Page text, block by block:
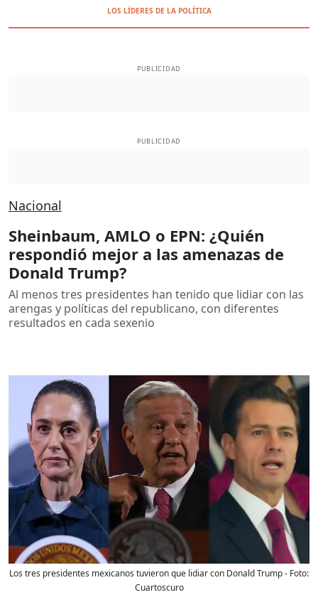
LOS LÍDERES DE LA POLÍTICA
PUBLICIDAD
PUBLICIDAD
Nacional
Sheinbaum, AMLO o EPN: ¿Quién
respondió mejor a las amenazas de
Donald Trump?
Al menos tres presidentes han tenido que lidiar con las
arengas y políticas del republicano, con diferentes
resultados en cada sexenio
Los tres presidentes mexicanos tuvieron que lidiar con Donald Trump- Foto:
Cuartoscuro